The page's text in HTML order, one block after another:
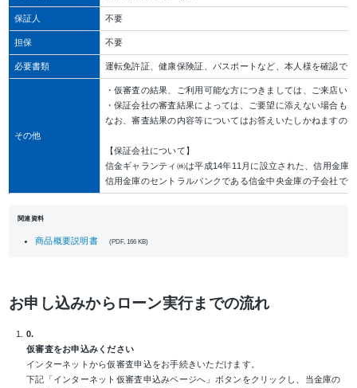
保証人 不要
担保 不要
必要書類 運転免許証、健康保険証、パスポートなど、本人様を確認で
その他
・仮審査の結果、ご利用可能な方につきましては、ご来店い
・保証会社の審査結果によっては、ご要望に添えない場合も
なお、審査結果の内容等についてはお答えいたしかねますの
【保証会社について】
信金ギャランティ㈱は平成14年11月に設立された、信用金庫
信用金庫のセントラルバンクである信金中央金庫の子会社で
関連資料
商品概要説明書 (PDF, 166 KB)
お申し込みからローン実行までの流れ
仮審査をお申込みください
インターネットから仮審査申込をお手続きいただけます。
下記「インターネット仮審査申込みページへ」ボタンをクリックし、当金庫の